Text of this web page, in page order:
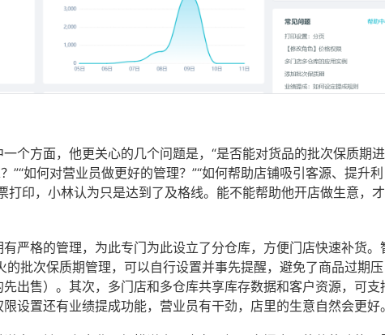
个方面，他更关心的几个问题是，“是否能对货品的批次保质期
”“如何对营业员做更好的管理？”“如何帮助店铺吸引客源、提升利
打印，小林认为只是达到了及格线。能不能帮助他开店做生意，
严格的管理，为此专门为此设立了分仓库，方便门店快速补货。
的批次保质期管理，可以自行设置并事先提醒，避免了商品过期压
出售）。其次，多门店和多仓库共享库存数据和客户资源，可支
设置还有业绩提成功能，营业员有干劲，店里的生意自然会更好